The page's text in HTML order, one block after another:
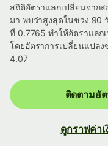
สถิติอัตราแลกเปลี่ยนจาก
มา พบว่าสูงสุดในช่วง 90
ที่ 0.7765 ทำให้อัตราแลก
โดยอัตราการเปลี่ยนแปลง
4.07
ติดตามอั
ดูกราฟค่าเ